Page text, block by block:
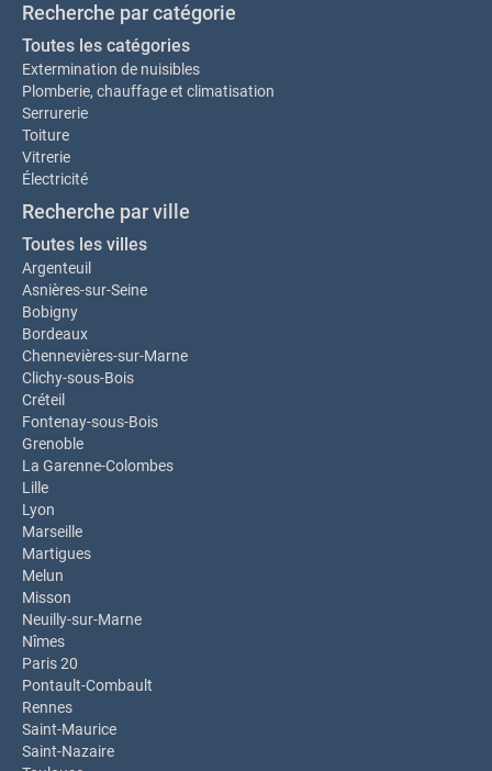
Recherche par catégorie
Toutes les catégories
Extermination de nuisibles
Plomberie, chauffage et climatisation
Serrurerie
Toiture
Vitrerie
Électricité
Recherche par ville
Toutes les villes
Argenteuil
Asnières-sur-Seine
Bobigny
Bordeaux
Chennevières-sur-Marne
Clichy-sous-Bois
Créteil
Fontenay-sous-Bois
Grenoble
La Garenne-Colombes
Lille
Lyon
Marseille
Martigues
Melun
Misson
Neuilly-sur-Marne
Nîmes
Paris 20
Pontault-Combault
Rennes
Saint-Maurice
Saint-Nazaire